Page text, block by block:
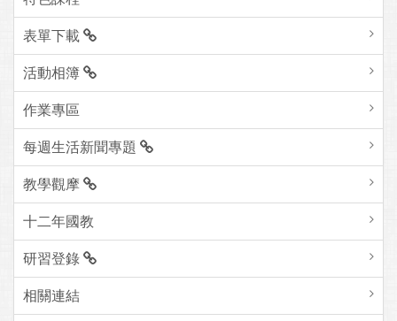
表單下載
活動相簿
作業專區
每週生活新聞專題
教學觀摩
十二年國教
研習登錄
相關連結